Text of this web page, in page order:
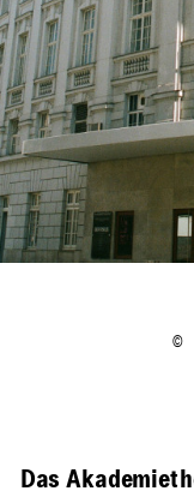
©
Das